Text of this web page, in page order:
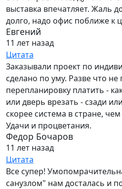
выставка впечатляет. Жаль
долго, надо офис поближе к
Евгений
11 лет назад
Цитата
Заказывали проект по
сделано по уму. Разве что
перепланировку платить -
или дверь врезать - сзади
скорее система в стране,
Удачи и процветания.
Федор Бочаров
11 лет назад
Цитата
Все супер!
санузлом" нам досталась и